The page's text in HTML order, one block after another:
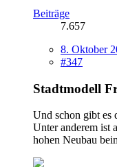
Beiträge
7.657
8. Oktober
#347
Stadtmodell
Und schon gibt es
Unter anderem ist
hohen Neubau